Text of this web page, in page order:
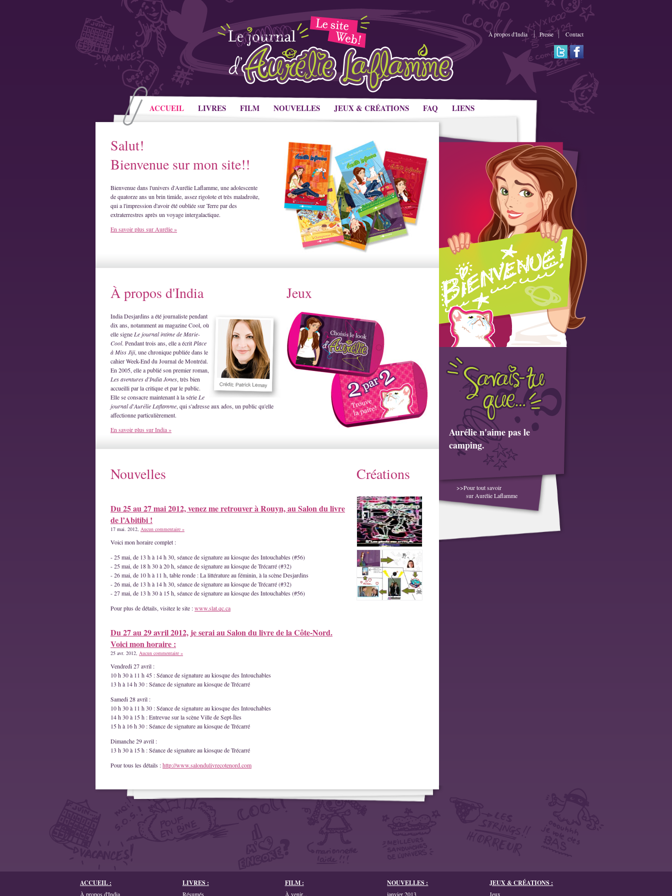
ACCUEIL LIVRES FILM NOUVELLES JEUX & CRÉATIONS FAQ LIENS
À propos d'India Presse Contact
Salut!
Bienvenue sur mon site!!
Bienvenue dans l'univers d'Aurélie Laflamme, une adolescente
de quatorze ans un brin timide, assez rigolote et très maladroite,
qui a l'impression d'avoir été oubliée sur Terre par des
extraterrestres après un voyage intergalactique.
En savoir plus sur Aurélie »
À propos d'India
India Desjardins a été journaliste pendant
dix ans, notamment au magazine Cool, où
elle signe Le journal intime de Marie-
Cool. Pendant trois ans, elle a écrit Place
à Miss Jiji, une chronique publiée dans le
cahier Week-End du Journal de Montréal.
En 2005, elle a publié son premier roman,
Les aventures d'India Jones, très bien
accueilli par la critique et par le public.
Elle se consacre maintenant à la série Le
journal d'Aurélie Laflamme, qui s'adresse aux ados, un public qu'elle
affectionne particulièrement.
En savoir plus sur India »
Jeux
Nouvelles
Du 25 au 27 mai 2012, venez me retrouver à Rouyn, au Salon du livre
de l’Abitibi !
17 mai. 2012, Aucun commentaire »
Voici mon horaire complet :
- 25 mai, de 13 h à 14 h 30, séance de signature au kiosque des Intouchables (#56)
- 25 mai, de 18 h 30 à 20 h, séance de signature au kiosque de Trécarré (#32)
- 26 mai, de 10 h à 11 h, table ronde : La littérature au féminin, à la scène Desjardins
- 26 mai, de 13 h à 14 h 30, séance de signature au kiosque de Trécarré (#32)
- 27 mai, de 13 h 30 à 15 h, séance de signature au kiosque des Intouchables (#56)
Pour plus de détails, visitez le site :www.slat.qc.ca
Du 27 au 29 avril 2012, je serai au Salon du livre de la Côte-Nord.
Voici mon horaire :
25 avr. 2012, Aucun commentaire »
Vendredi 27 avril :
10 h 30 à 11 h 45 : Séance de signature au kiosque des Intouchables
13 h à 14 h 30 : Séance de signature au kiosque de Trécarré
Samedi 28 avril :
10 h 30 à 11 h 30 : Séance de signature au kiosque des Intouchables
14 h 30 à 15 h : Entrevue sur la scène Ville de Sept-Îles
15 h à 16 h 30 : Séance de signature au kiosque de Trécarré
Dimanche 29 avril :
13 h 30 à 15 h : Séance de signature au kiosque de Trécarré
Pour tous les détails :http://www.salondulivrecotenord.com
Créations
Aurélie n'aime pas le
camping.
>>Pour tout savoir
sur Aurélie Laflamme
ACCUEIL :
À propos d'India
LIVRES :
Résumés
FILM :
À venir...
NOUVELLES :
janvier 2013
JEUX & CRÉATIONS :
Jeux